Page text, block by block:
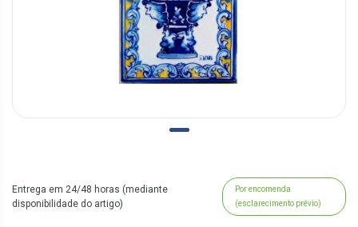
Entrega em 24/48 horas (mediante
disponibilidade do artigo)
Por encomenda
(esclarecimento prévio)